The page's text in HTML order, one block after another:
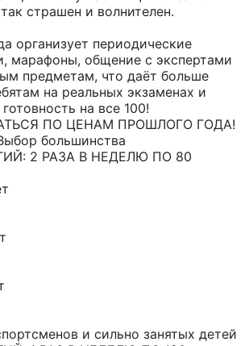
страшен и волнителен.
организует периодические
марафоны, общение с экспертами
предметам, что даёт больше
на реальных экзаменах и
на все 100!
ПО ЦЕНАМ ПРОШЛОГО ГОДА!
большинства
2 РАЗА В НЕДЕЛЮ ПО 80
и сильно занятых детей